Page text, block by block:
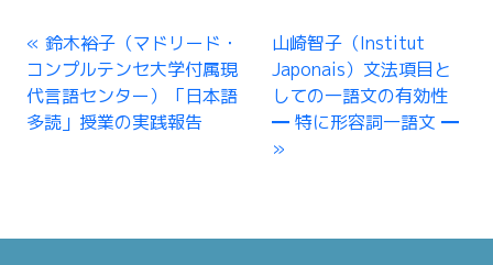
鈴木裕子（マドリード・
コンプルテンセ大学付属現
代言語センター）「日本語
多読」授業の実践報告
山崎智子（Institut
Japonais）文法項目と
しての一語文の有効性
━ 特に形容詞一語文 ━